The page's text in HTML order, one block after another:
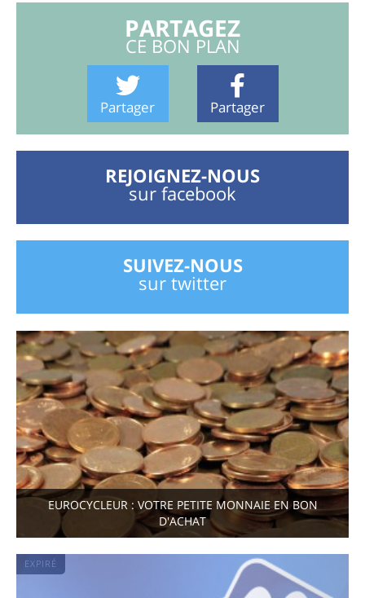
PARTAGEZ
CE BON PLAN
Partager Partager
REJOIGNEZ-NOUS
sur facebook
SUIVEZ-NOUS
sur twitter
EUROCYCLEUR : VOTRE PETITE MONNAIE EN BON
D'ACHAT
EXPIRÉ